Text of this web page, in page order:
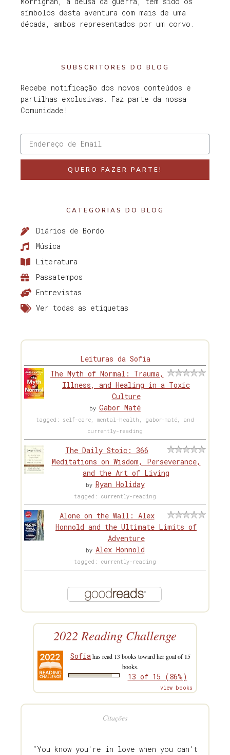
símbolos desta aventura com mais de uma
década, ambos representados por um corvo.
SUBSCRITORES DO BLOG
Recebe notificação dos novos conteúdos e
partilhas exclusivas. Faz parte da nossa
Comunidade!
QUERO FAZER PARTE!
CATEGORIAS DO BLOG
Diários de Bordo
Música
Literatura
Passatempos
Entrevistas
Ver todas as etiquetas
Leituras da Sofia
The Myth of Normal: Trauma,
Illness, and Healing in a Toxic
Culture
by Gabor Maté
tagged: self-care, mental-health, gabor-maté, and
currently-reading
The Daily Stoic: 366
Meditations on Wisdom, Perseverance,
and the Art of Living
by Ryan Holiday
tagged: currently-reading
Alone on the Wall: Alex
Honnold and the Ultimate Limits of
Adventure
by Alex Honnold
tagged: currently-reading
2022 Reading Challenge
Sofiahas read 13 books toward her goal of 15
books.
13 of 15 (86%)
view books
Citações
“You know you're in love when you can't